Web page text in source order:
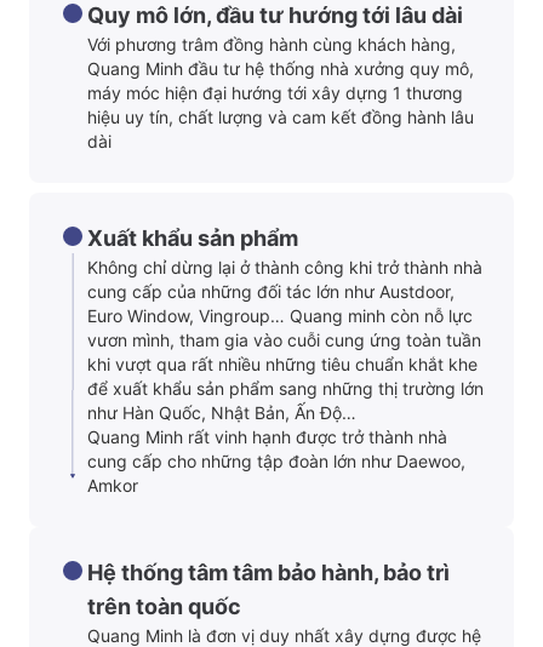
Quy mô lớn, đầu tư hướng tới lâu dài
Với phương trâm đồng hành cùng khách hàng,
Quang Minh đầu tư hệ thống nhà xưởng quy mô,
máy móc hiện đại hướng tới xây dựng 1 thương
hiệu uy tín, chất lượng và cam kết đồng hành lâu
dài
Xuất khẩu sản phẩm
Không chỉ dừng lại ở thành công khi trở thành nhà
cung cấp của những đối tác lớn như Austdoor,
Euro Window, Vingroup… Quang minh còn nỗ lực
vươn mình, tham gia vào cuỗi cung ứng toàn tuần
khi vượt qua rất nhiều những tiêu chuẩn khắt khe
để xuất khẩu sản phẩm sang những thị trường lớn
như Hàn Quốc, Nhật Bản, Ấn Độ…
Quang Minh rất vinh hạnh được trở thành nhà
cung cấp cho những tập đoàn lớn như Daewoo,
Amkor
Hệ thống tâm tâm bảo hành, bảo trì
trên toàn quốc
Quang Minh là đơn vị duy nhất xây dựng được hệ